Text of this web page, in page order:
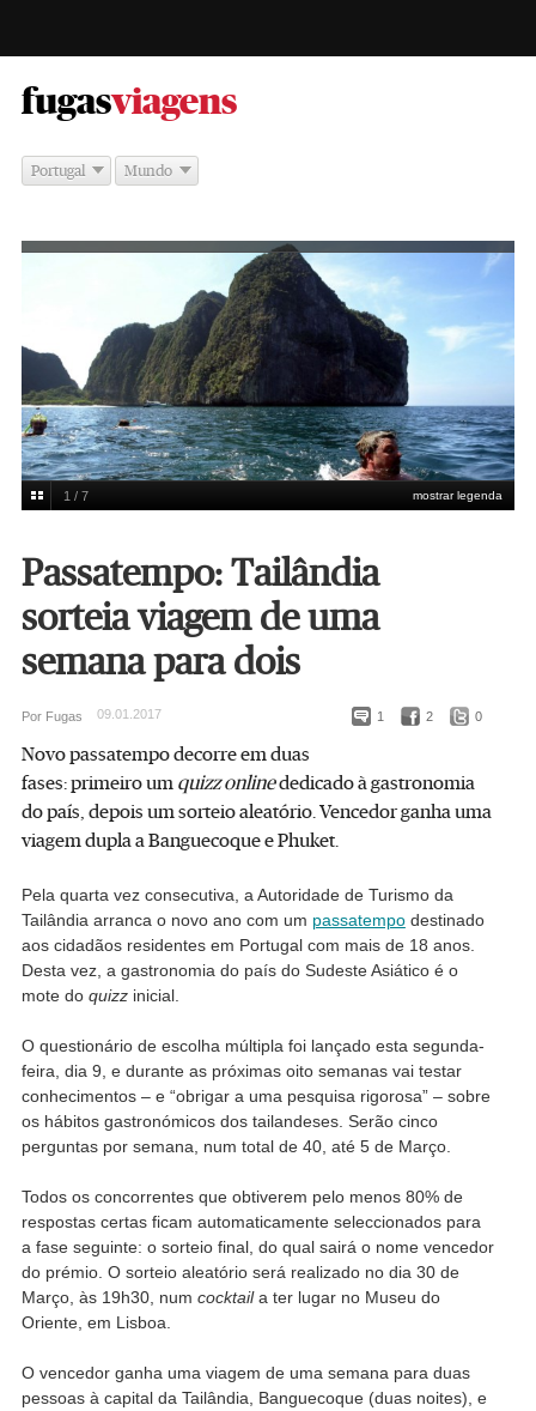
fugas -
viagens
Portugal Mundo
Frederic JBrown/AFP
mostrar legenda
1 / 7
Passatempo: Tailândia
sorteia viagem de uma
semana para dois
1 2 0
Por Fugas 09.01.2017
Novo passatempo decorre em duas
fases: primeiro um quizz onlinededicado à gastronomia
do país, depois um sorteio aleatório. Vencedor ganha uma
viagem dupla a Banguecoque e Phuket.
Pela quarta vez consecutiva, a Autoridade de Turismo da
Tailândia arranca o novo ano com um passatempodestinado
aos cidadãos residentes em Portugal com mais de 18 anos.
Desta vez, a gastronomia do país do Sudeste Asiático é o
mote do quizzinicial.
O questionário de escolha múltipla foi lançado esta segunda-
feira, dia 9, e durante as próximas oito semanas vai testar
conhecimentos – e “obrigar a uma pesquisa rigorosa” – sobre
os hábitos gastronómicos dos tailandeses. Serão cinco
perguntas por semana, num total de 40, até 5 de Março.
Todos os concorrentes que obtiverem pelo menos 80% de
respostas certas ficam automaticamente seleccionados para
a fase seguinte: o sorteio final, do qual sairá o nome vencedor
do prémio. O sorteio aleatório será realizado no dia 30 de
Março, às 19h30, num cocktaila ter lugar no Museu do
Oriente, em Lisboa.
O vencedor ganha uma viagem de uma semana para duas
pessoas à capital da Tailândia, Banguecoque (duas noites), e